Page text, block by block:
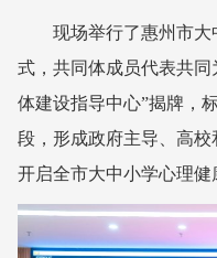
现场举行了惠州市
式，共同体成员代表共同
体建设指导中心”揭牌，
段，形成政府主导、高校
开启全市大中小学心理健